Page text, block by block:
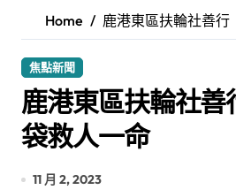
Home 鹿港東區扶輪社善
焦點新聞
鹿港東區扶輪社
袋救人一命
11 月 2, 2023